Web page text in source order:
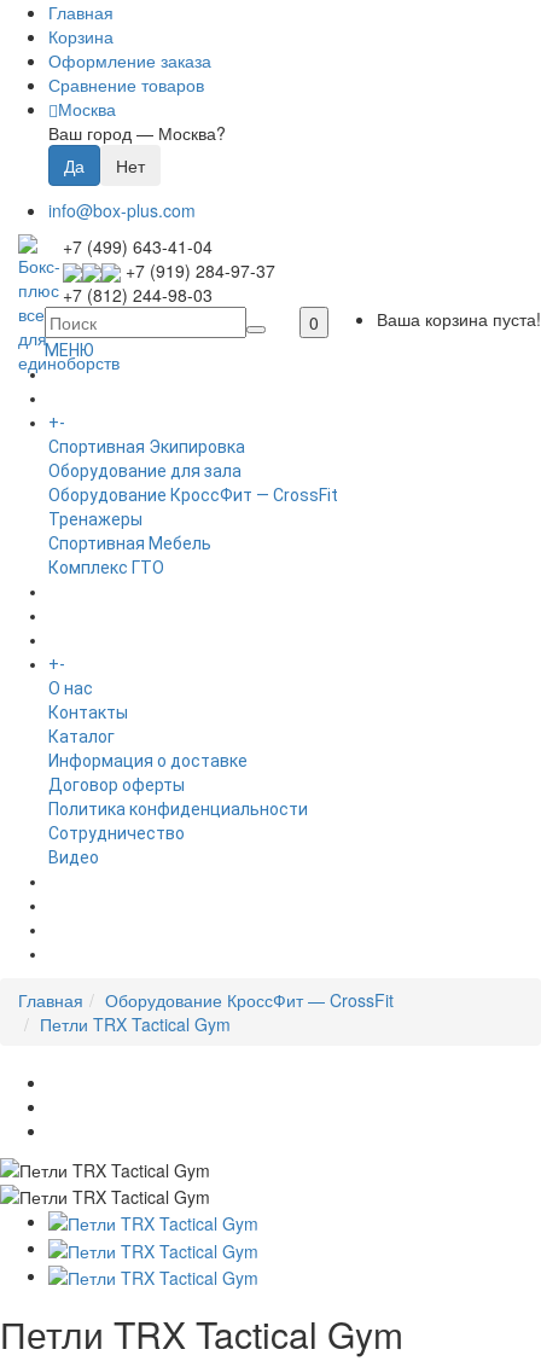
Главная
Корзина
Оформление заказа
Сравнение товаров
Москва
Ваш город — Москва?
info@box-plus.com
+7 (499) 643-41-04
+7 (919) 284-97-37
+7 (812) 244-98-03
0
Ваша корзина пуста!
МЕНЮ
ГЛАВНАЯ
+-
Спортивная Экипировка
Оборудование для зала
Оборудование КроссФит — CrossFit
Тренажеры
Спортивная Мебель
Комплекс ГТО
+-
O нас
Контакты
Каталог
Информация о доставке
Договор оферты
Политика конфиденциальности
Сотрудничество
Видео
Главная
Оборудование КроссФит — CrossFit
Петли TRX Tactical Gym
Петли TRX Tactical Gym